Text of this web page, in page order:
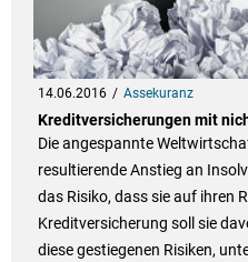
14.06.2016 Assekuranz
Kreditversicherungen mit
Die angespannte
resultierende Anstieg an
das Risiko, dass sie auf ihren
Kreditversicherung soll sie
diese gestiegenen Risiken,